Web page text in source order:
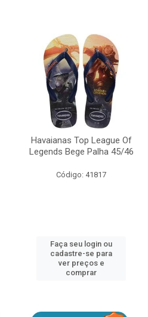
Havaianas Top League Of
Legends Bege Palha 45/46
Código: 41817
Faça seu login ou
cadastre-se para
ver preços e
comprar